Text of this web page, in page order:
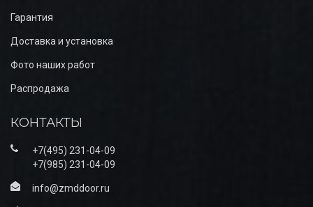
Гарантия
Доставка и установка
Фото наших работ
Распродажа
КОНТАКТЫ
+7(495) 231-04-09
+7(985) 231-04-09
info@zmddoor.ru